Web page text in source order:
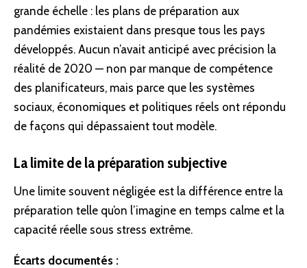
grande échelle : les plans de préparation aux
pandémies existaient dans presque tous les pays
développés. Aucun n’avait anticipé avec précision la
réalité de 2020 — non par manque de compétence
des planificateurs, mais parce que les systèmes
sociaux, économiques et politiques réels ont répondu
de façons qui dépassaient tout modèle.
La limite de la préparation subjective
Une limite souvent négligée est la différence entre la
préparation telle qu’on l’imagine en temps calme et la
capacité réelle sous stress extrême.
Écarts documentés :